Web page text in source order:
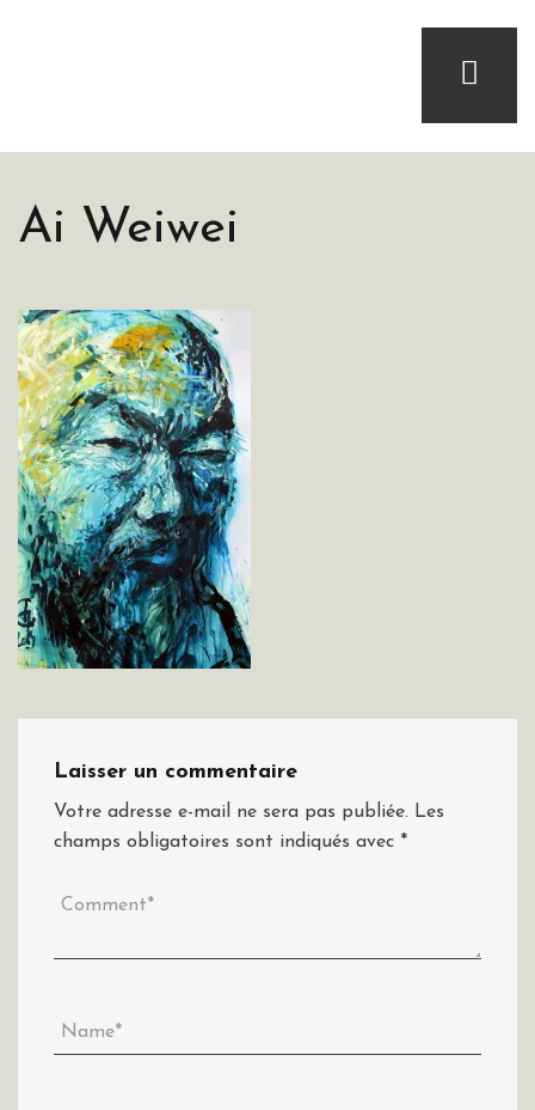
Ai Weiwei
Laisser un commentaire
Votre adresse e-mail ne sera pas publiée. Les
champs obligatoires sont indiqués avec *